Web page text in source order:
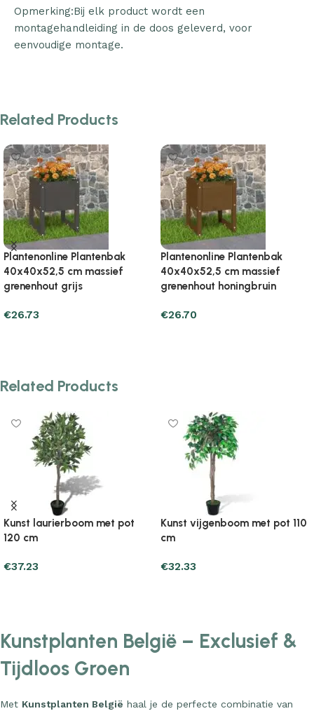
Opmerking:Bij elk product wordt een
montagehandleiding in de doos geleverd, voor
eenvoudige montage.
Related Products
Plantenonline Plantenbak
40x40x52,5 cm massief
grenenhout wit
€26.73
Plantenonline Plantenbak
40x40x52,5 cm massief
grenenhout zwart
€26.70
Related Products
Kunst laurierboom met pot
120 cm
€37.23
Kunst vijgenboom met pot 110
cm
€32.33
Kunstplanten België – Exclusief &
Tijdloos Groen
Met Kunstplanten België haal je de perfecte combinatie van